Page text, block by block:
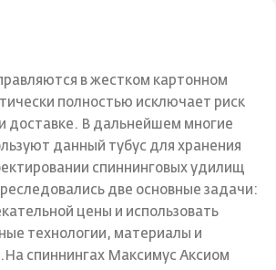
в жестком картонном
полностью исключает риск
доставке. В дальнейшем многие
данный тубус для хранения
спиннинговых удилищ
две основные задачи:
цены и использовать
технологии, материалы и
спиннингах Максимус Аксиом